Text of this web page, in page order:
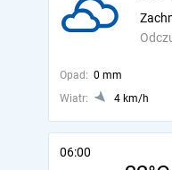
Opad: 0 mm
Wiatr:
4 km/h
06:00